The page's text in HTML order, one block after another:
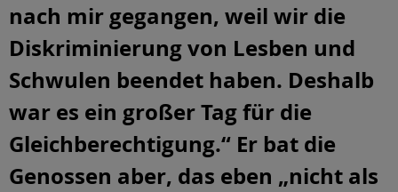
nach mir gegangen, weil wir die
Diskriminierung von Lesben und
Schwulen beendet haben. Deshalb
war es ein großer Tag für die
Gleichberechtigung.“ Er bat die
Genossen aber, das eben „nicht als